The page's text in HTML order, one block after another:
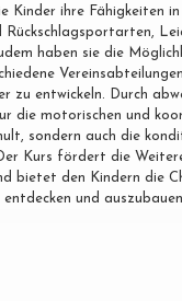
Kinder ihre Fähigkeiten in
haben sie die
zu entwickeln. Durch
die motorischen und
sondern auch die
Kurs fördert die
bietet den Kindern die
und auszubauen.